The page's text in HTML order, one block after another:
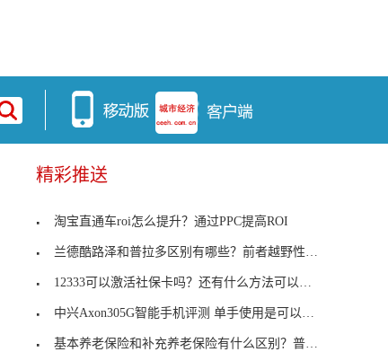
精彩推送
淘宝直通车roi怎么提升？通过PPC提高ROI
兰德酷路泽和普拉多区别有哪些？前者越野性更加强大
12333可以激活社保卡吗？还有什么方法可以激活社保
中兴Axon305G智能手机评测 单手使用是可以管理的
基本养老保险和补充养老保险有什么区别？普及程度不